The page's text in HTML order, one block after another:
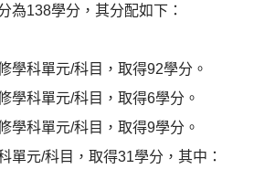
為138學分，其分配如下：
學科單元/科目，取得92學分。
學科單元/科目，取得6學分。
學科單元/科目，取得9學分。
單元/科目，取得31學分，其中：